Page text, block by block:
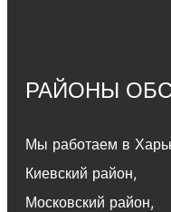
РАЙОНЫ
Мы работаем в
Киевский район,
Московский район,